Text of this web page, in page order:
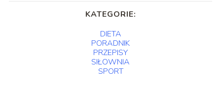
KATEGORIE:
DIETA
PORADNIK
PRZEPISY
SIŁOWNIA
SPORT